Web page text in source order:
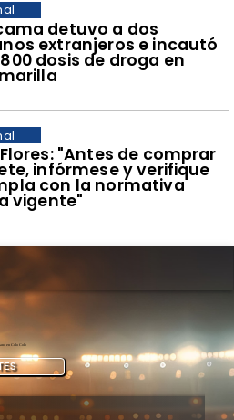
detuvo a dos
extranjeros e incautó
dosis de droga en
"Antes de comprar
infórmese y verifique
con la normativa
vigente"